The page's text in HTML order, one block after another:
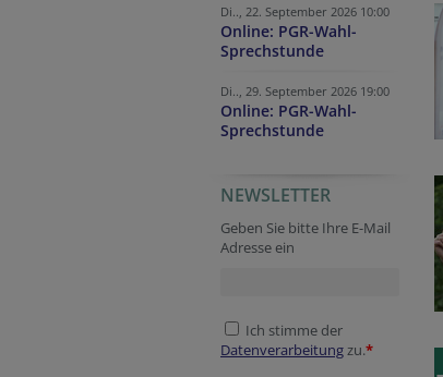
Di.., 22. September 2026 10:00
Online: PGR-Wahl-
Sprechstunde
Di.., 29. September 2026 19:00
Online: PGR-Wahl-
Sprechstunde
URL
Session ID
Session ID
NEWSLETTER
Geben Sie bitte Ihre E-Mail
Adresse ein
Ich stimme der
Datenverarbeitungzu.*